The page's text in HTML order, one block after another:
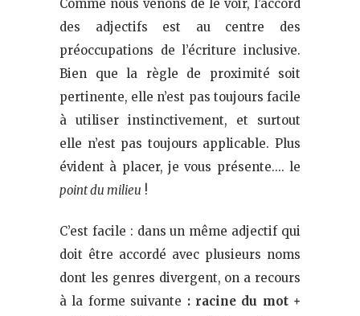
Comme nous venons de le voir, l’accord
des adjectifs est au centre des
préoccupations de l’écriture inclusive.
Bien que la règle de proximité soit
pertinente, elle n’est pas toujours facile
à utiliser instinctivement, et surtout
elle n’est pas toujours applicable. Plus
évident à placer, je vous présente…. le
point du milieu !
C’est facile : dans un même adjectif qui
doit être accordé avec plusieurs noms
dont les genres divergent, on a recours
à la forme suivante : racine du mot +